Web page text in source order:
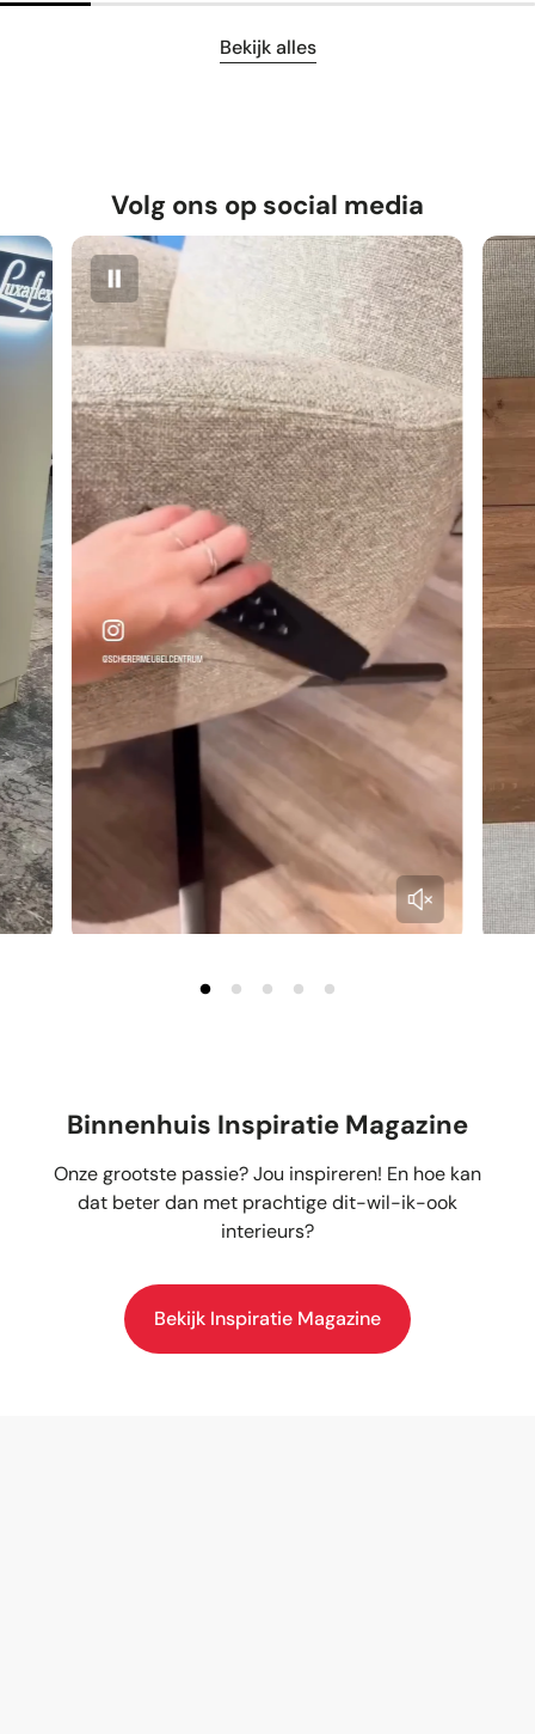
Bekijk alles
Volg ons op social media
Binnenhuis Inspiratie Magazine
Onze grootste passie? Jou inspireren! En hoe kan
dat beter dan met prachtige dit-wil-ik-ook
interieurs?
Bekijk Inspiratie Magazine